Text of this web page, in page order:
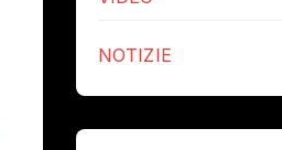
NOTIZIE